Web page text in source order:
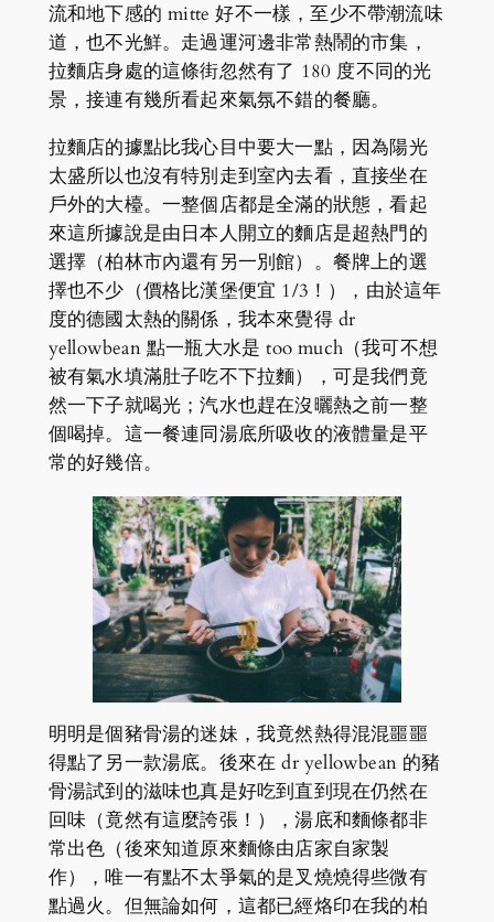
流和地下感的 mitte 好不一樣，至少不帶潮流味
道，也不光鮮。走過運河邊非常熱鬧的市集，
拉麵店身處的這條街忽然有了 180 度不同的光
景，接連有幾所看起來氣氛不錯的餐廳。
拉麵店的據點比我心目中要大一點，因為陽光
太盛所以也沒有特別走到室內去看，直接坐在
戶外的大檯。一整個店都是全滿的狀態，看起
來這所據說是由日本人開立的麵店是超熱門的
選擇（柏林市內還有另一別館）。餐牌上的選
擇也不少（價格比漢堡便宜 1/3！），由於這年
度的德國太熱的關係，我本來覺得 dr
yellowbean 點一瓶大水是 too much（我可不想
被有氣水填滿肚子吃不下拉麵），可是我們竟
然一下子就喝光；汽水也趕在沒曬熱之前一整
個喝掉。這一餐連同湯底所吸收的液體量是平
常的好幾倍。
明明是個豬骨湯的迷妹，我竟然熱得混混噩噩
得點了另一款湯底。後來在 dr yellowbean 的豬
骨湯試到的滋味也真是好吃到直到現在仍然在
回味（竟然有這麼誇張！），湯底和麵條都非
常出色（後來知道原來麵條由店家自家製
作），唯一有點不太爭氣的是叉燒燒得些微有
點過火。但無論如何，這都已經烙印在我的柏